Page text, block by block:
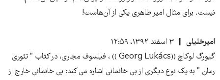
نیست. برای مثال امیر طاهری یکی از آن‌هاست!‌
امیرخلیلی
۳ اسفند ۱۳۹۲، ۱۲:۵۹
گیورگ لوکاچ ((Georg Lukács )) ، فیلسوف مجاری، در کتاب ” تئوری
رمان ” به یک نوع دیگری از بی خانمانی اشاره می کند: بی خانمانی خارج از